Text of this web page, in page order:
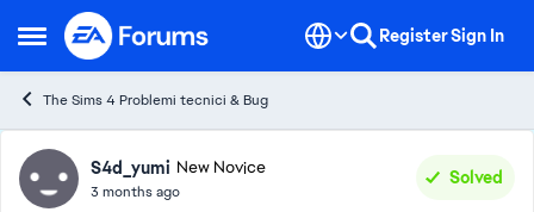
Open Side Menu
Skip to content RegisterSign In
The Sims 4 Problemi tecnici & Bug
Forum Discussion
S4d_yumi New Novice
3 months ago
Solved